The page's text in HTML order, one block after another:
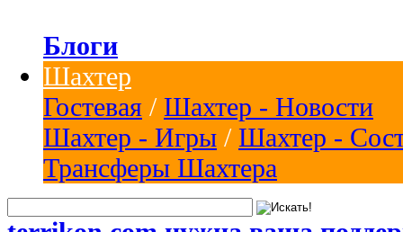
Блоги
Шахтер
Гостевая / Шахтер - Новости
Шахтер - Игры / Шахтер -
Трансферы Шахтера